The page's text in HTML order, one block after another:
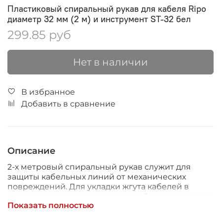
Пластиковый спиральный рукав для кабеля Ripo
диаметр 32 мм (2 м) и инструмент ST-32 бел
299.85 руб
Нет в наличии
В избранное
Добавить в сравнение
Описание
2-х метровый спиральный рукав служит для
защиты кабельных линий от механических
повреждений. Для укладки жгута кабелей в
комплекта поставки.
Показать полностью